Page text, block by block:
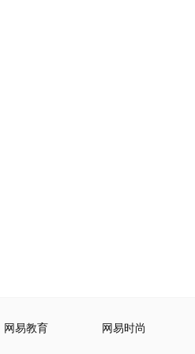
网易教育 网易时尚